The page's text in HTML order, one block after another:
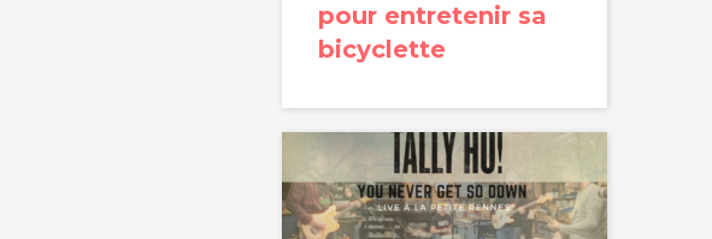
pour entretenir sa
bicyclette